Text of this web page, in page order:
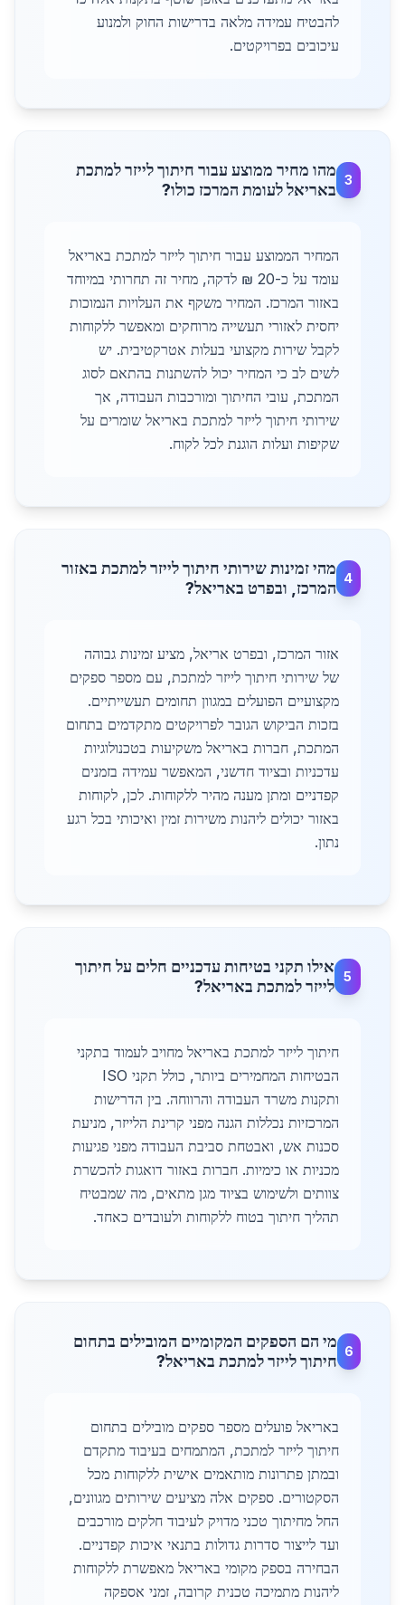
להבטיח עמידה מלאה בדרישות החוק ולמנוע
עיכובים בפרויקטים.
3
מהו מחיר ממוצע עבור חיתוך לייזר למתכת
באריאל לעומת המרכז כולו?
המחיר הממוצע עבור חיתוך לייזר למתכת באריאל
עומד על כ-20 ₪ לדקה, מחיר זה תחרותי במיוחד
באזור המרכז. המחיר משקף את העלויות הנמוכות
יחסית לאזורי תעשייה מרוחקים ומאפשר ללקוחות
לקבל שירות מקצועי בעלות אטרקטיבית. יש
לשים לב כי המחיר יכול להשתנות בהתאם לסוג
המתכת, עובי החיתוך ומורכבות העבודה, אך
שירותי חיתוך לייזר למתכת באריאל שומרים על
שקיפות ועלות הוגנת לכל לקוח.
4
מהי זמינות שירותי חיתוך לייזר למתכת באזור
המרכז, ובפרט באריאל?
אזור המרכז, ובפרט אריאל, מציע זמינות גבוהה
של שירותי חיתוך לייזר למתכת, עם מספר ספקים
מקצועיים הפועלים במגוון תחומים תעשייתיים.
בזכות הביקוש הגובר לפרויקטים מתקדמים בתחום
המתכת, חברות באריאל משקיעות בטכנולוגיות
עדכניות ובציוד חדשני, המאפשר עמידה בזמנים
קפדניים ומתן מענה מהיר ללקוחות. לכן, לקוחות
באזור יכולים ליהנות משירות זמין ואיכותי בכל רגע
נתון.
5
אילו תקני בטיחות עדכניים חלים על חיתוך
לייזר למתכת באריאל?
חיתוך לייזר למתכת באריאל מחויב לעמוד בתקני
הבטיחות המחמירים ביותר, כולל תקני ISO
ותקנות משרד העבודה והרווחה. בין הדרישות
המרכזיות נכללות הגנה מפני קרינת הלייזר, מניעת
סכנות אש, ואבטחת סביבת העבודה מפני פגיעות
מכניות או כימיות. חברות באזור דואגות להכשרת
צוותים ולשימוש בציוד מגן מתאים, מה שמבטיח
תהליך חיתוך בטוח ללקוחות ולעובדים כאחד.
6
מי הם הספקים המקומיים המובילים בתחום
חיתוך לייזר למתכת באריאל?
באריאל פועלים מספר ספקים מובילים בתחום
חיתוך לייזר למתכת, המתמחים בעיבוד מתקדם
ובמתן פתרונות מותאמים אישית ללקוחות מכל
הסקטורים. ספקים אלה מציעים שירותים מגוונים,
החל מחיתוך טכני מדויק לעיבוד חלקים מורכבים
ועד לייצור סדרות גדולות בתנאי איכות קפדניים.
הבחירה בספק מקומי באריאל מאפשרת ללקוחות
ליהנות מתמיכה טכנית קרובה, זמני אספקה